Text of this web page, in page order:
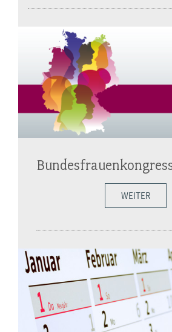
WEITER